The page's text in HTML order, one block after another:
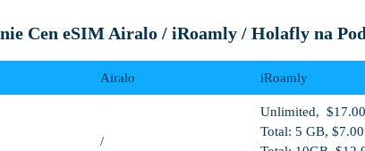
Cen eSIM Airalo / iRoamly / Holafly na
Airalo iRoamly
/
Unlimited, $17.00
Total: 5 GB, $7.00